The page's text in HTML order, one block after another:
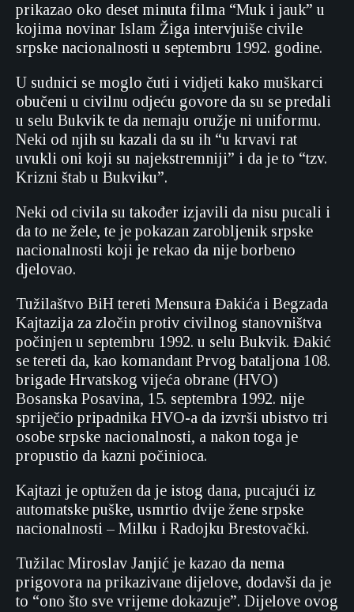
prikazao oko deset minuta filma “Muk i jauk” u
kojima novinar Islam Žiga intervjuiše civile
srpske nacionalnosti u septembru 1992. godine.
U sudnici se moglo čuti i vidjeti kako muškarci
obučeni u civilnu odjeću govore da su se predali
u selu Bukvik te da nemaju oružje ni uniformu.
Neki od njih su kazali da su ih “u krvavi rat
uvukli oni koji su najekstremniji” i da je to “tzv.
Krizni štab u Bukviku”.
Neki od civila su također izjavili da nisu pucali i
da to ne žele, te je pokazan zarobljenik srpske
nacionalnosti koji je rekao da nije borbeno
djelovao.
Tužilaštvo BiH tereti Mensura Đakića i Begzada
Kajtazija za zločin protiv civilnog stanovništva
počinjen u septembru 1992. u selu Bukvik. Đakić
se tereti da, kao komandant Prvog bataljona 108.
brigade Hrvatskog vijeća obrane (HVO)
Bosanska Posavina, 15. septembra 1992. nije
spriječio pripadnika HVO-a da izvrši ubistvo tri
osobe srpske nacionalnosti, a nakon toga je
propustio da kazni počinioca.
Kajtazi je optužen da je istog dana, pucajući iz
automatske puške, usmrtio dvije žene srpske
nacionalnosti – Milku i Radojku Brestovački.
Tužilac Miroslav Janjić je kazao da nema
prigovora na prikazivane dijelove, dodavši da je
to “ono što sve vrijeme dokazuje”. Dijelove ovog